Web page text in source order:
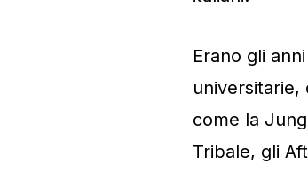
Erano gli
come la
Tribale, gli